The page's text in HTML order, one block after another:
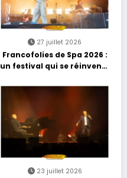
27 juillet 2026
Francofolies de Spa 2026 :
un festival qui se réinvente
grands moments de scène
23 juillet 2026